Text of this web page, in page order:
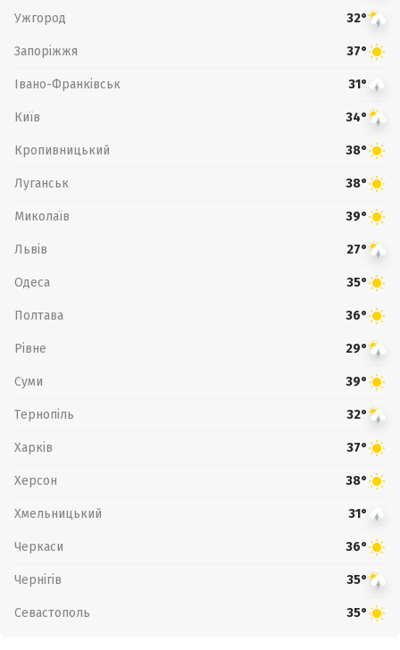
Ужгород 32°
Запоріжжя 37°
Івано-Франківськ 31°
Київ 34°
Кропивницький 38°
Луганськ 38°
Миколаїв 39°
Львів 27°
Одеса 35°
Полтава 36°
Рівне 29°
Суми 39°
Тернопіль 32°
Харків 37°
Херсон 38°
Хмельницький 31°
Черкаси 36°
Чернігів 35°
Севастополь 35°